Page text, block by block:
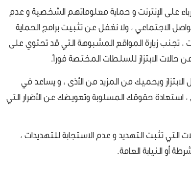
على الإنترنت و حماية معلوماتهم الشخصية و عدم
الاجتماعي ، ولا نغفل عن تثبيت برامج الحماية
، تجنب زيارة المواقع المشبوهة التي قد تحتوي على
حالات الابتزاز للسلطات المختصة فوراً.
ويحميك من المزيد من الأذى ، و يساعد في
استعادة حقوقك المسلوبة وتعويضك عن الأضرار التي
التي تثبت التهديد و عدم الاستجابة للتهديدات ،
أو النيابة العامة.